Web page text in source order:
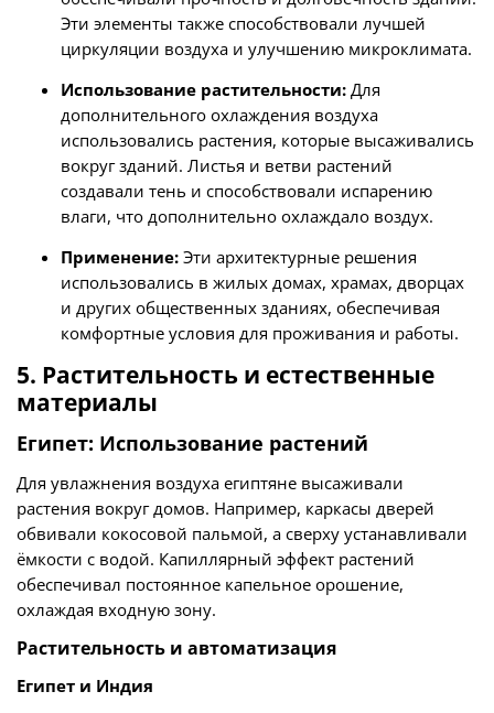
Эти элементы также способствовали лучшей
циркуляции воздуха и улучшению микроклимата.
Использование растительности:Для
дополнительного охлаждения воздуха
использовались растения, которые высаживались
вокруг зданий. Листья и ветви растений
создавали тень и способствовали испарению
влаги, что дополнительно охлаждало воздух.
Применение:Эти архитектурные решения
использовались в жилых домах, храмах, дворцах
и других общественных зданиях, обеспечивая
комфортные условия для проживания и работы.
5. Растительность и естественные
материалы
Египет: Использование растений
Для увлажнения воздуха египтяне высаживали
растения вокруг домов. Например, каркасы дверей
обвивали кокосовой пальмой, а сверху устанавливали
ёмкости с водой. Капиллярный эффект растений
обеспечивал постоянное капельное орошение,
охлаждая входную зону.
Растительность и автоматизация
Египет и Индия